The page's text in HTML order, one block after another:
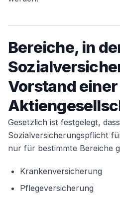
Bereiche, in
Vorstand einer
Gesetzlich ist festgelegt,
Sozialversicherungspflicht
nur für bestimmte Bereiche
Krankenversicherung
Pflegeversicherung